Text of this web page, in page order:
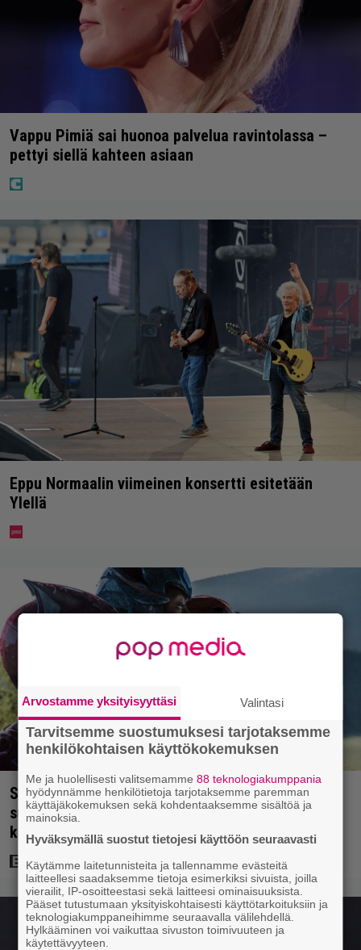
Vappu Pimiä sai huonoa palvelua ravintolassa –
pettyi siellä kahteen asiaan
Eppu Normaalin viimeinen konsertti esitetään
Ylellä
Scifihetki: Ilmaiskatselussa 100 miljoonan dollarin
supersankarielokuva – sai Suomessa 4017
katsojaa
Arvostamme yksityisyyttäsi Valintasi
Tarvitsemme suostumuksesi tarjotaksemme
henkilökohtaisen käyttökokemuksen
Me ja huolellisesti valitsemamme88 teknologiakumppania
hyödynnämme henkilötietoja tarjotaksemme paremman
käyttäjäkokemuksen sekä kohdentaaksemme sisältöä ja
mainoksia.
Hyväksymällä suostut tietojesi käyttöön seuraavasti
Käytämme laitetunnisteita ja tallennamme evästeitä
laitteellesi saadaksemme tietoja esimerkiksi sivuista, joilla
vierailit, IP-osoitteestasi sekä laitteesi ominaisuuksista.
Pääset tutustumaan yksityiskohtaisesti käyttötarkoituksiin ja
teknologiakumppaneihimme seuraavalla välilehdellä.
Hylkääminen voi vaikuttaa sivuston toimivuuteen ja
käytettävyyteen.